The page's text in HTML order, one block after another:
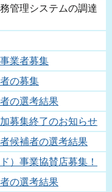
管理システムの調達
業者募集
の募集
の選考結果
募集終了のお知らせ
候補者の選考結果
）事業協賛店募集！
の選考結果